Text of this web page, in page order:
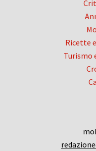
Ricette
Turismo